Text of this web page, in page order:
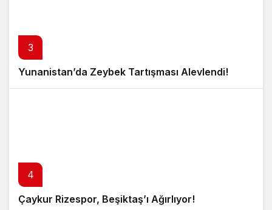
3
Yunanistan’da Zeybek Tartışması Alevlendi!
4
Çaykur Rizespor, Beşiktaş’ı Ağırlıyor!